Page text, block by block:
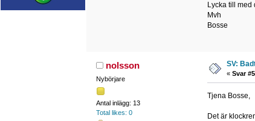
Lycka till med
Mvh
Bosse
nolsson
Nybörjare
Antal inlägg: 13
Total likes: 0
SV:
« Svar
Tjena Bosse,
Det är